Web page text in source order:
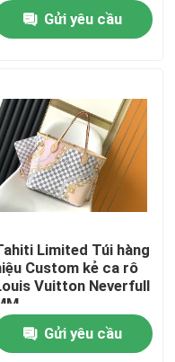
Gửi yêu cầu
Limited Túi hàng
Custom kẻ ca rô
Vuitton Neverfull
Gửi yêu cầu